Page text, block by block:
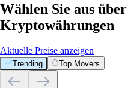
Wählen Sie aus
Kryptowährungen
Aktuelle Preise anzeigen
Trending Top Movers